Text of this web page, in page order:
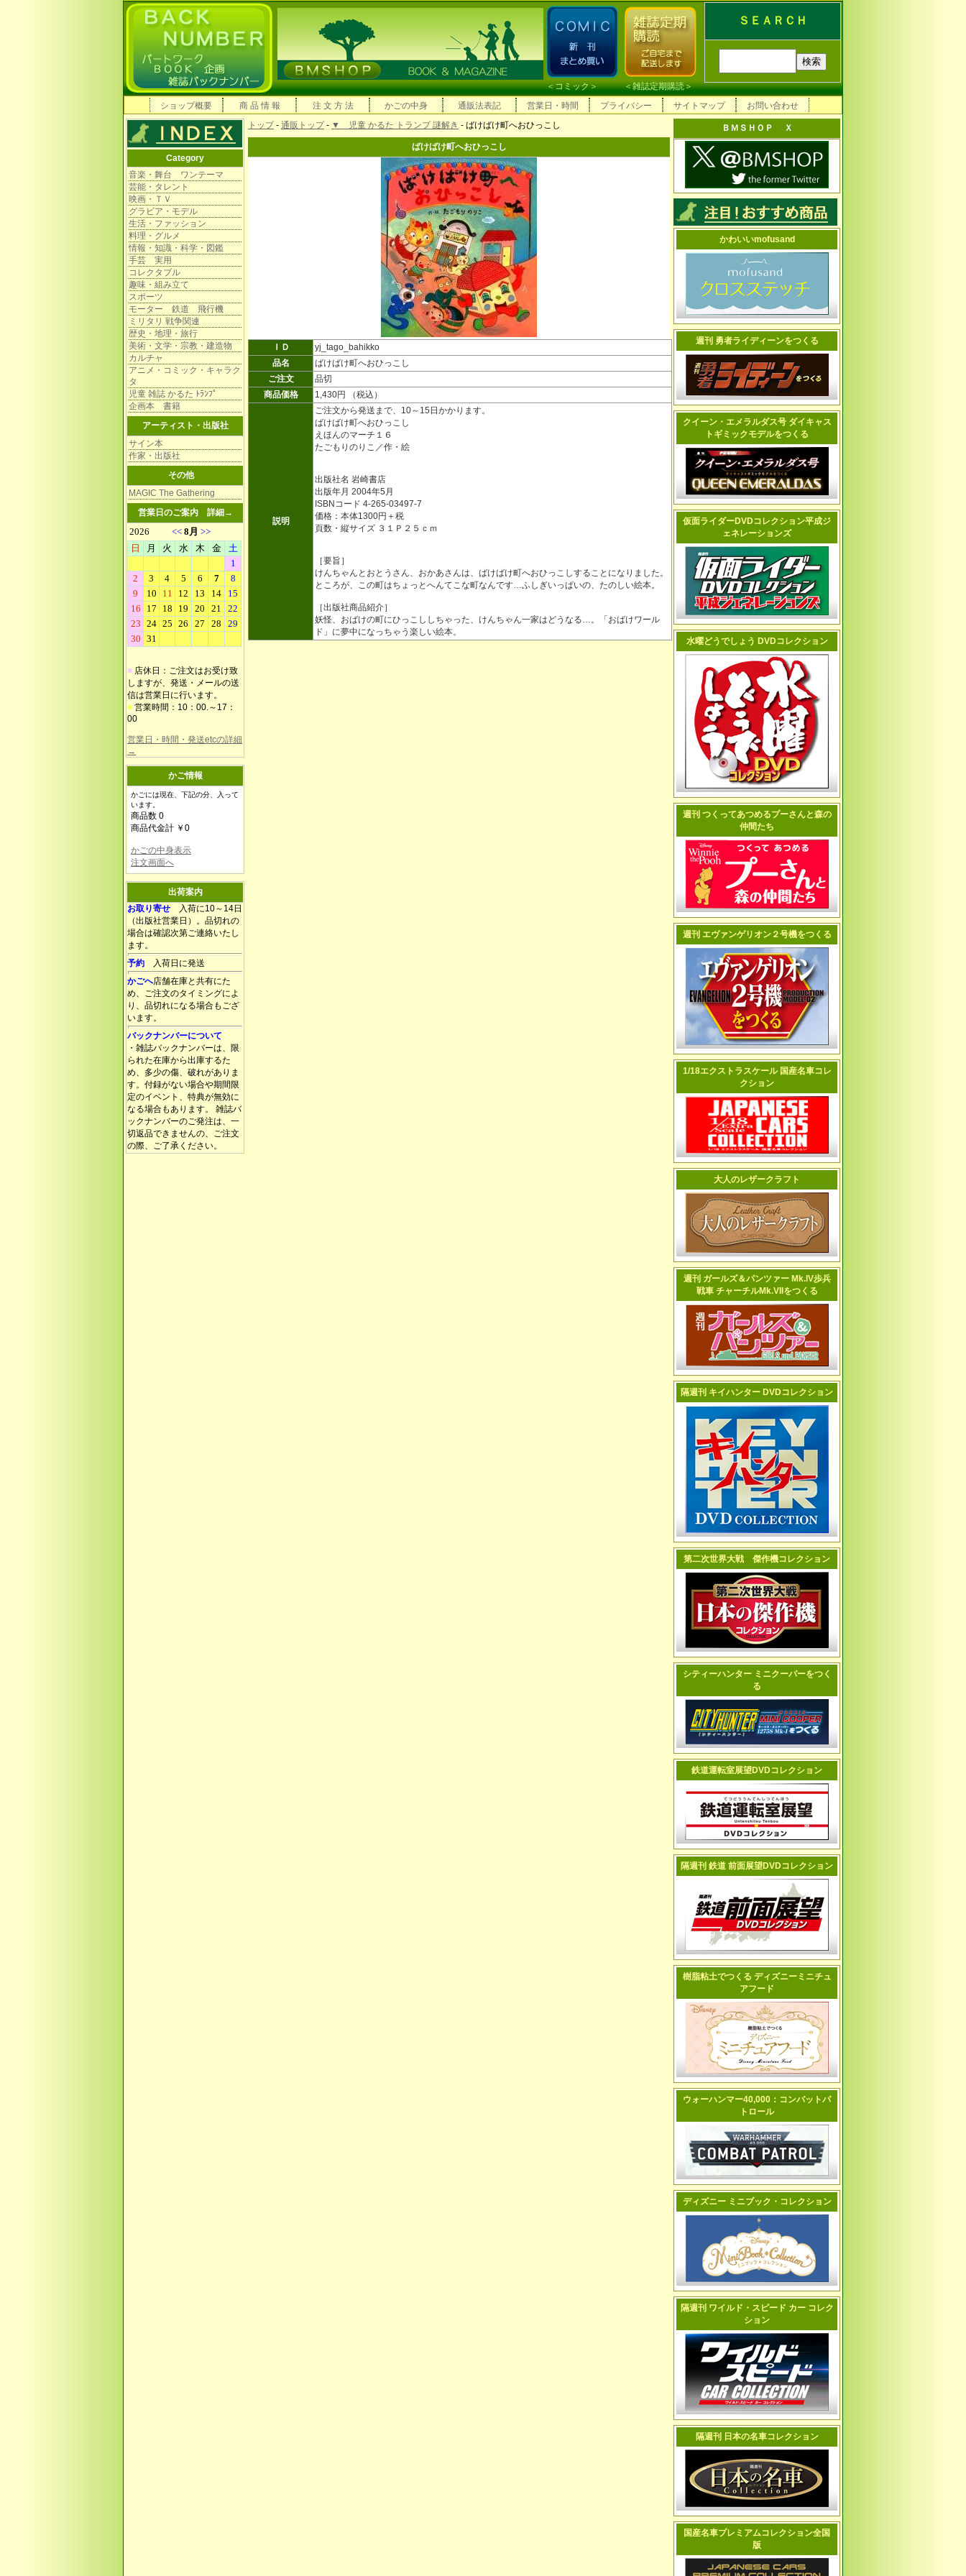
ＳＥＡＲＣＨ
＜コミック＞ ＜雑誌定期購読＞
ショップ概要
商 品 情 報 注 文 方 法 かごの中身 通販法表記 営業日・時間 プライバシー サイトマップ お問い合わせ
Category
音楽・舞台 ワンテーマ
芸能・タレント
映画・ＴＶ
グラビア・モデル
生活・ファッション
料理・グルメ
情報・知識・科学・図鑑
手芸 実用
コレクタブル
趣味・組み立て
スポーツ
モーター 鉄道 飛行機
ミリタリ 戦争関連
歴史・地理・旅行
美術・文学・宗教・建造物
カルチャ
アニメ・コミック・キャラク
タ
児童 雑誌 かるた ﾄﾗﾝﾌﾟ
企画本 書籍
アーティスト・出版社
サイン本
作家・出版社
その他
MAGIC The Gathering
営業日のご案内 詳細→
■ 店休日：ご注文はお受け致
しますが、発送・メールの送
信は営業日に行います。
■ 営業時間：10：00.～17：
00
営業日・時間・発送etcの詳細
→
かご情報
かごには現在、下記の分、入って
います。
商品数 0
商品代金計 ￥0
かごの中身表示
注文画面へ
出荷案内
お取り寄せ 入荷に10～14日
（出版社営業日）。品切れの
場合は確認次第ご連絡いたし
ます。
予約 入荷日に発送
かごへ店舗在庫と共有にた
め、ご注文のタイミングによ
り、品切れになる場合もござ
います。
バックナンバーについて
・雑誌バックナンバーは、限
られた在庫から出庫するた
め、多少の傷、破れがありま
す。付録がない場合や期間限
定のイベント、特典が無効に
なる場合もあります。 雑誌バ
ックナンバーのご発注は、一
切返品できませんの、ご注文
の際、ご了承ください。
トップ- 通販トップ- ▼ 児童 かるた トランプ 謎解き - ばけばけ町へおひっこし
ばけばけ町へおひっこし
ＩＤ
yj_tago_bahikko
品名
ばけばけ町へおひっこし
ご注文
品切
商品価格
1,430円 （税込）
説明
ご注文から発送まで、10～15日かかります。
ばけばけ町へおひっこし
えほんのマーチ１６
たごもりのりこ／作・絵
出版社名 岩崎書店
出版年月 2004年5月
ISBNコード 4-265-03497-7
価格：本体1300円＋税
頁数・縦サイズ ３１Ｐ２５ｃｍ
［要旨］
けんちゃんとおとうさん、おかあさんは、ばけばけ町へおひっこしすることになりました。
ところが、この町はちょっとへんてこな町なんです…ふしぎいっぱいの、たのしい絵本。
［出版社商品紹介］
妖怪、おばけの町にひっこししちゃった、けんちゃん一家はどうなる…。「おばけワール
ド」に夢中になっちゃう楽しい絵本。
ＢＭＳＨＯＰ Ｘ
かわいいmofusand
週刊 勇者ライディーンをつくる
クイーン・エメラルダス号 ダイキャス
トギミックモデルをつくる
仮面ライダーDVDコレクション平成ジ
ェネレーションズ
水曜どうでしょう DVDコレクション
週刊 つくってあつめるプーさんと森の
仲間たち
週刊 エヴァンゲリオン２号機をつくる
1/18エクストラスケール 国産名車コレ
クション
大人のレザークラフト
週刊 ガールズ＆パンツァー Mk.IV歩兵
戦車 チャーチルMk.VIIをつくる
隔週刊 キイハンター DVDコレクション
第二次世界大戦 傑作機コレクション
シティーハンター ミニクーパーをつく
る
鉄道運転室展望DVDコレクション
隔週刊 鉄道 前面展望DVDコレクション
樹脂粘土でつくる ディズニーミニチュ
アフード
ウォーハンマー40,000：コンバットパ
トロール
ディズニー ミニブック・コレクション
隔週刊 ワイルド・スピード カー コレク
ション
隔週刊 日本の名車コレクション
国産名車プレミアムコレクション全国
版